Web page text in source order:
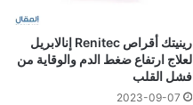
رينيتك أقراص Renitec إنالابريل
لعلاج ارتفاع ضغط الدم والوقاية من
فشل القلب
2023-09-07